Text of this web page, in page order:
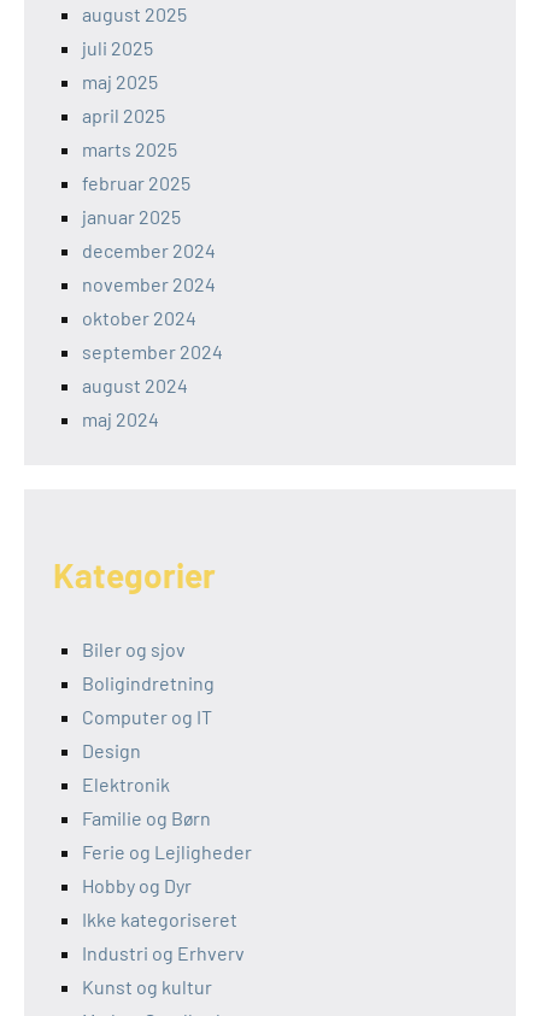
august 2025
juli 2025
maj 2025
april 2025
marts 2025
februar 2025
januar 2025
december 2024
november 2024
oktober 2024
september 2024
august 2024
maj 2024
Kategorier
Biler og sjov
Boligindretning
Computer og IT
Design
Elektronik
Familie og Børn
Ferie og Lejligheder
Hobby og Dyr
Ikke kategoriseret
Industri og Erhverv
Kunst og kultur